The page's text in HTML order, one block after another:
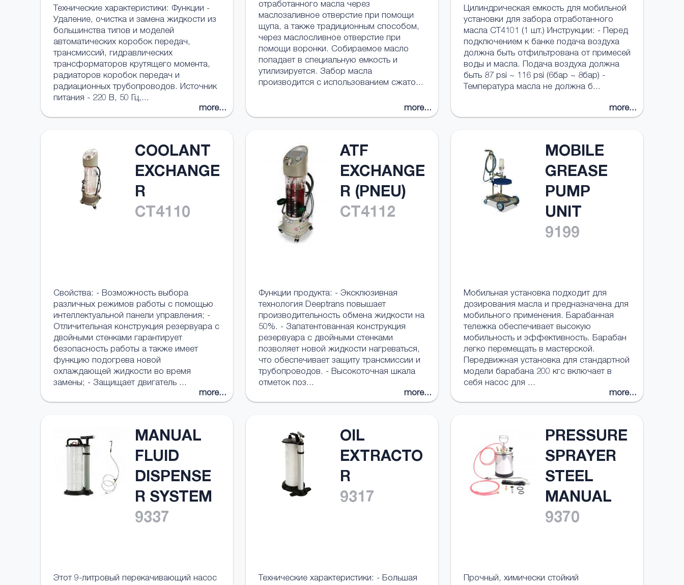
Технические характеристики: Функции -
Удаление, очистка и замена жидкости из
большинства типов и моделей
автоматических коробок передач,
трансмиссий, гидравлических
трансформаторов крутящего момента,
радиаторов коробок передач и
радиационных трубопроводов. Источник
питания - 220 В, 50 Гц,...
more...
отработанного масла через
маслозаливное отверстие при помощи
щупа, а также традиционным способом,
через маслосливное отверстие при
помощи воронки. Собираемое масло
попадает в специальную емкость и
утилизируется. Забор масла
производится с использованием сжато...
more...
Цилиндрическая емкость для мобильной
установки для забора отработанного
масла CT4101 (1 шт.) Инструкции: - Перед
подключением к банке подача воздуха
должна быть отфильтрована от примесей
воды и масла. Подача воздуха должна
быть 87 psi ~ 116 psi (6бар ~ 8бар) -
Температура масла не должна б...
more...
COOLANT
EXCHANGE
R
CT4110
Свойства: - Возможность выбора
различных режимов работы с помощью
интеллектуальной панели управления; -
Отличительная конструкция резервуара с
двойными стенками гарантирует
безопасность работы а также имеет
функцию подогрева новой
охлаждающей жидкости во время
замены; - Защищает двигатель ...
more...
ATF
EXCHANGE
R (PNEU)
CT4112
Функции продукта: - Эксклюзивная
технология Deeptrans повышает
производительность обмена жидкости на
50%. - Запатентованная конструкция
резервуара с двойными стенками
позволяет новой жидкости нагреваться,
что обеспечивает защиту трансмиссии и
трубопроводов. - Высокоточная шкала
отметок поз...
more...
MOBILE
GREASE
PUMP
UNIT
9199
Мобильная установка подходит для
дозирования масла и предназначена для
мобильного применения. Барабанная
тележка обеспечивает высокую
мобильность и эффективность. Барабан
легко перемещать в мастерской.
Передвижная установка для стандартной
модели барабана 200 кгс включает в
себя насос для ...
more...
MANUAL
FLUID
DISPENSE
R SYSTEM
9337
Этот 9-литровый перекачивающий насос
OIL
EXTRACTO
R
9317
Технические характеристики: - Большая
PRESSURE
SPRAYER
STEEL
MANUAL
9370
Прочный, химически стойкий